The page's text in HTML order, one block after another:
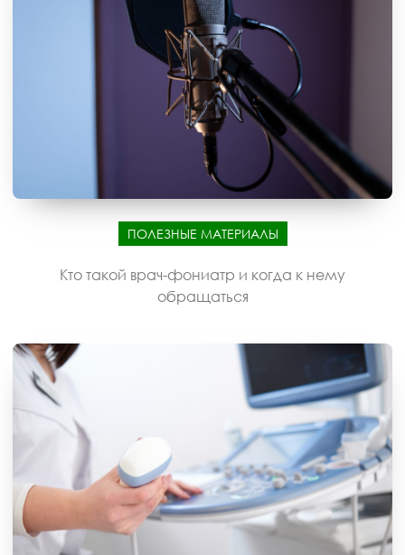
ПОЛЕЗНЫЕ МАТЕРИАЛЫ
Кто такой врач-фониатр и когда к нему
обращаться